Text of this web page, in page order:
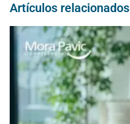
Artículos relacionados